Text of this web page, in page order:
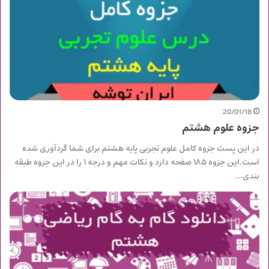
20/01/18
جزوه علوم هشتم
در این پست جزوه کامل علوم تجربی پایه هشتم برای شما گردآوری شده
است.این جزوه ۱۸۵ صفحه دارد و نکات مهم و درجه ۱ را در این جزوه طبقه
بندی…